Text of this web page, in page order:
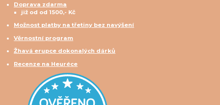
Doprava zdarma
již od od 1500,- Kč
Možnost platby na třetiny bez navýšení
Věrnostní program
Žhavá erupce dokonalých dárků
Recenze na Heuréce